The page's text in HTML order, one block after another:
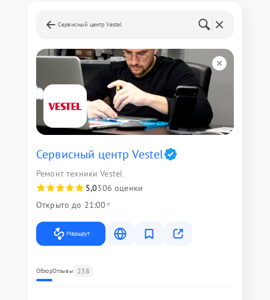
Сервисный центр Vestel
Сервисный центр Vestel
Ремонт техники Vestel
5,0306 оценки
Открыто до 21:00
Маршрут
ОбзорОтзывы 258